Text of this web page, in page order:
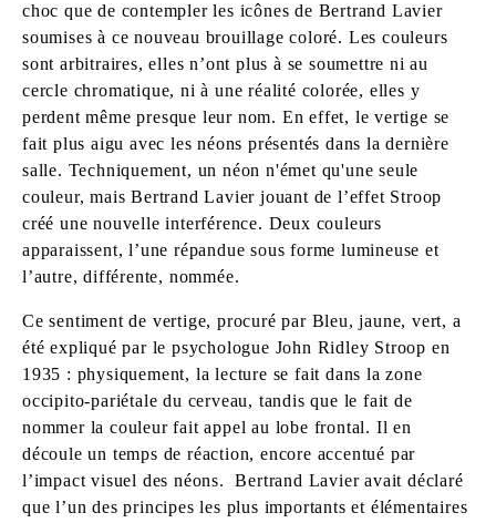
choc que de contempler les icônes de Bertrand Lavier
soumises à ce nouveau brouillage coloré. Les couleurs
sont arbitraires, elles n’ont plus à se soumettre ni au
cercle chromatique, ni à une réalité colorée, elles y
perdent même presque leur nom. En effet, le vertige se
fait plus aigu avec les néons présentés dans la dernière
salle. Techniquement, un néon n'émet qu'une seule
couleur, mais Bertrand Lavier jouant de l’effet Stroop
créé une nouvelle interférence. Deux couleurs
apparaissent, l’une répandue sous forme lumineuse et
l’autre, différente, nommée.
Ce sentiment de vertige, procuré par Bleu, jaune, vert, a
été expliqué par le psychologue John Ridley Stroop en
1935 : physiquement, la lecture se fait dans la zone
occipito-pariétale du cerveau, tandis que le fait de
nommer la couleur fait appel au lobe frontal. Il en
découle un temps de réaction, encore accentué par
l’impact visuel des néons. Bertrand Lavier avait déclaré
que l’un des principes les plus importants et élémentaires